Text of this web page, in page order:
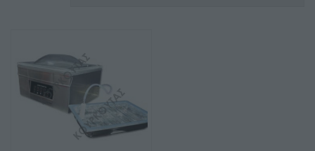
έχει
πολλαπλές
παραλλαγές.